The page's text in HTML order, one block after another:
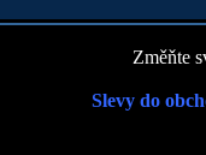
Změňte
Slevy do